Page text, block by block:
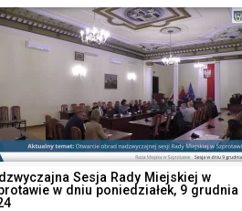
Sesja Rady Miejskiej w
w dniu poniedziałek, 9 grudnia